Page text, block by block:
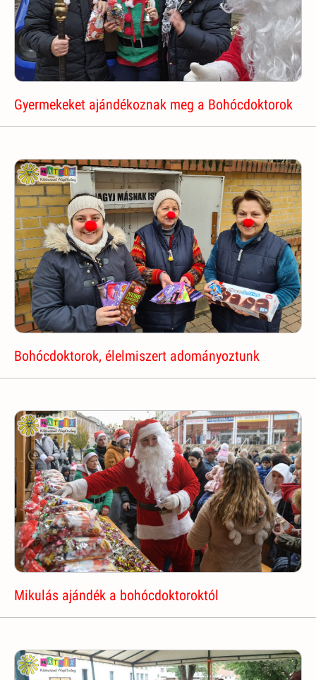
Gyermekeket ajándékoznak meg a Bohócdoktorok
Bohócdoktorok, élelmiszert adományoztunk
Mikulás ajándék a bohócdoktoroktól